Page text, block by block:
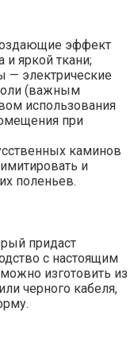
эффект
и яркой ткани;
— электрические
(важным
использования
при
каминов
и
поленьев.
придаст
с настоящим
изготовить из
черного кабеля,